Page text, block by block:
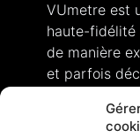
VUmetre est
haute-fidélité
de manière
et parfois